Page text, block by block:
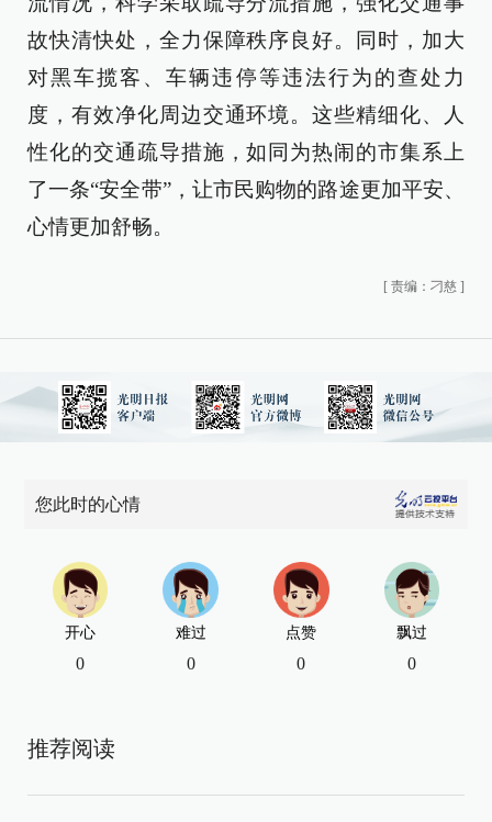
故快清快处，全力保障秩序良好。同时，加大
对黑车揽客、车辆违停等违法行为的查处力
度，有效净化周边交通环境。这些精细化、人
性化的交通疏导措施，如同为热闹的市集系上
了一条“安全带”，让市民购物的路途更加平安、
心情更加舒畅。
[ 责编：刁慈 ]
您此时的心情
开心
0
难过
0
点赞
0
飘过
0
推荐阅读